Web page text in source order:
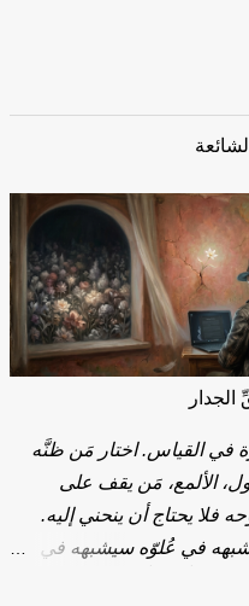
في القياس. اختار مَن ظنَّه
الألمع، مَن يقف على
فلا يحتاج أن ينحني إليه.
في عُلوّه سيشبهه في